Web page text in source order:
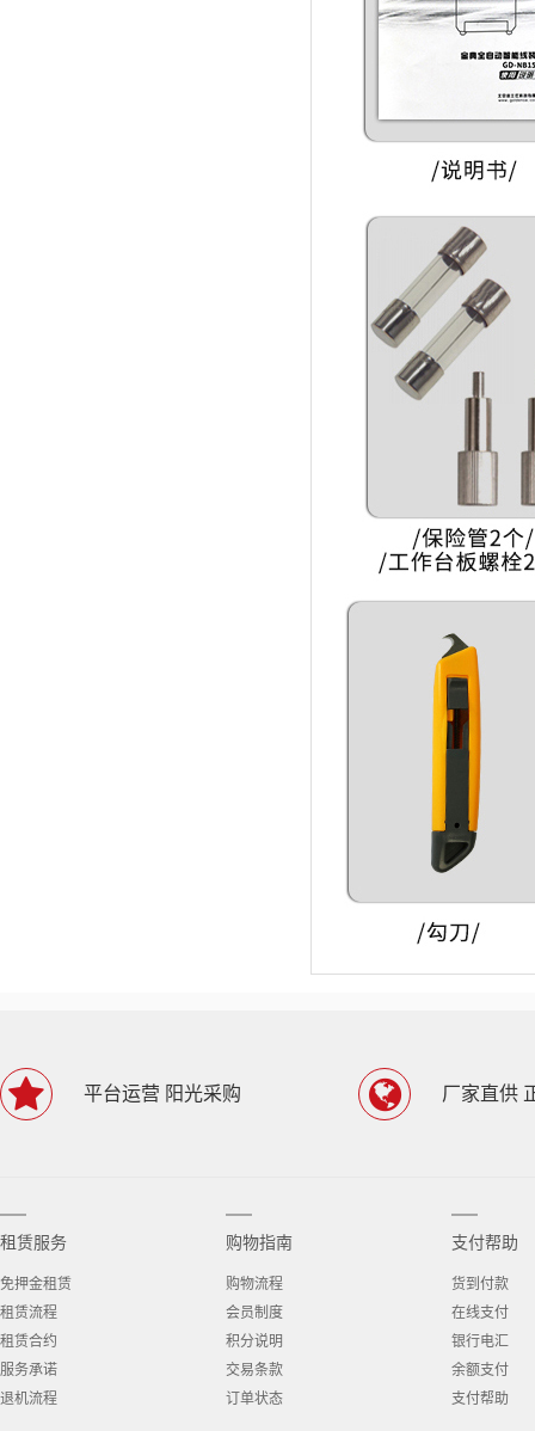
平台运营 阳光采购 厂家直供
租赁服务
免押金租赁
租赁流程
租赁合约
服务承诺
退机流程
购物指南
购物流程
会员制度
积分说明
交易条款
订单状态
支付帮助
货到付款
在线支付
银行电汇
余额支付
支付帮助